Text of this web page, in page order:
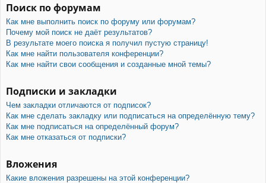
Поиск по форумам
Как мне выполнить поиск по форуму или форумам?
Почему мой поиск не даёт результатов?
В результате моего поиска я получил пустую страницу!
Как мне найти пользователя конференции?
Как мне найти свои сообщения и созданные мной темы?
Подписки и закладки
Чем закладки отличаются от подписок?
Как мне сделать закладку или подписаться на определённую тему?
Как мне подписаться на определённый форум?
Как мне отказаться от подписки?
Вложения
Какие вложения разрешены на этой конференции?